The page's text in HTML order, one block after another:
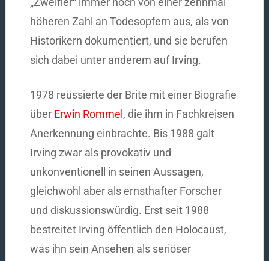
höheren Zahl an Todesopfern aus, als von
Historikern dokumentiert, und sie berufen
sich dabei unter anderem auf Irving.
1978 reüssierte der Brite mit einer Biografie
über Erwin Rommel , die ihm in Fachkreisen
Anerkennung einbrachte. Bis 1988 galt
Irving zwar als provokativ und
unkonventionell in seinen Aussagen,
gleichwohl aber als ernsthafter Forscher
und diskussionswürdig. Erst seit 1988
bestreitet Irving öffentlich den Holocaust,
was ihn sein Ansehen als seriöser